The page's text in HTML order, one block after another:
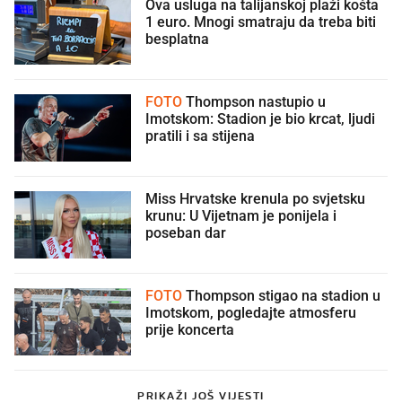
Ova usluga na talijanskoj plaži košta
1 euro. Mnogi smatraju da treba biti
besplatna
FOTO
Imotskom: Stadion je bio krcat, ljudi
pratili i sa stijena
Miss Hrvatske krenula po svjetsku
krunu: U Vijetnam je ponijela i
poseban dar
FOTO
Imotskom, pogledajte atmosferu
prije koncerta
PRIKAŽI JOŠ VIJESTI